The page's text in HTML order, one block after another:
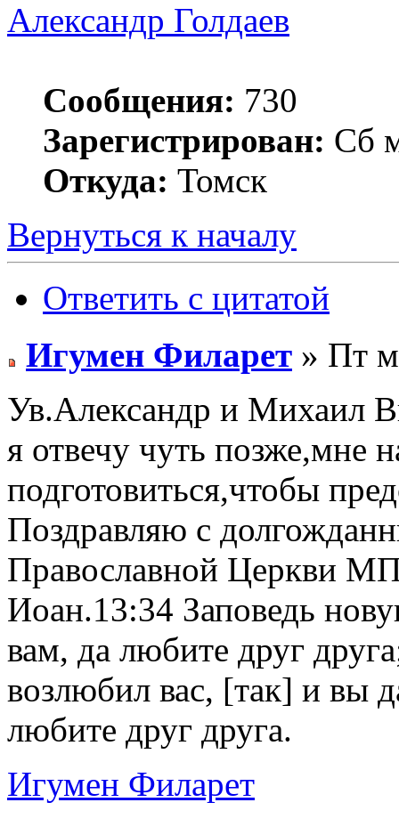
Александр Голдаев
Сообщения: 730
Зарегистрирован: Сб
Откуда: Томск
Вернуться к началу
Ответить с цитатой
Игумен Филарет » Пт
Ув.Александр и Михаил
я отвечу чуть позже,мне
подготовиться,чтобы
Поздравляю с
Православной Церкви
Иоан.13:34 Заповедь
вам, да любите друг
возлюбил вас, [так] и вы
любите друг друга.
Игумен Филарет